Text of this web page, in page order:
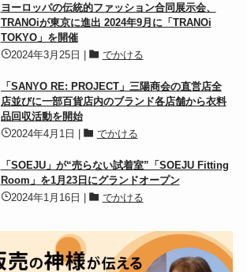
ヨーロッパの伝統的ファッション合同展示会、
TRANOiが東京に進出 2024年9月に「TRANOi
TOKYO」を開催
2024年3月25日
でかける
「SANYO RE: PROJECT」三陽商会の直営店全
店並びに一部百貨店内のブランド各店舗から衣料
品回収活動を開始
2024年4月1日
でかける
「SOEJU」が“売らない試着室”「SOEJU Fitting
Room」を1月23日にグランドオープン
2024年1月16日 | でかける